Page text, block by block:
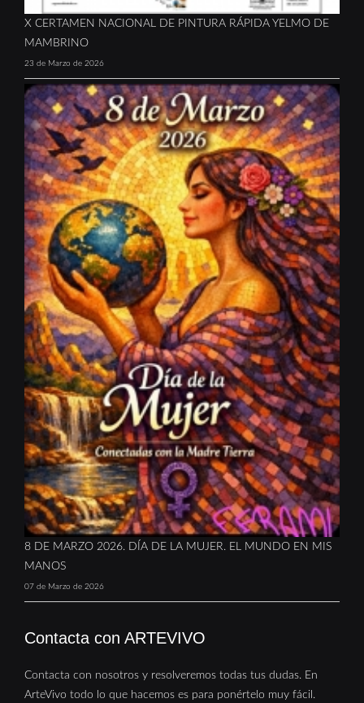
X CERTAMEN NACIONAL DE PINTURA RÁPIDA YELMO DE
MAMBRINO
23 de Marzo de 2026
8 DE MARZO 2026. DÍA DE LA MUJER. EL MUNDO EN MIS
MANOS
07 de Marzo de 2026
Contacta con ARTEVIVO
Contacta con nosotros y resolveremos todas tus dudas. En
ArteVivo todo lo que hacemos es para ponértelo muy fácil.